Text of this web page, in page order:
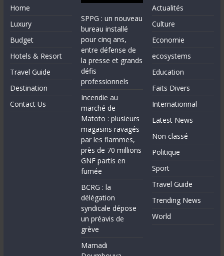
Home
Luxury
Budget
Hotels & Resort
Travel Guide
Destination
Contact Us
SPPG : un nouveau
bureau installé
pour cinq ans,
entre défense de
la presse et grands
défis
professionnels
Incendie au
marché de
Matoto : plusieurs
magasins ravagés
par les flammes,
près de 70 millions
GNF partis en
fumée
BCRG : la
délégation
syndicale dépose
un préavis de
grève
Mamadi
Actualités
Culture
Economie
ecosystems
Education
Faits Divers
Internationnal
Latest News
Non classé
Politique
Sport
Travel Guide
Trending News
World